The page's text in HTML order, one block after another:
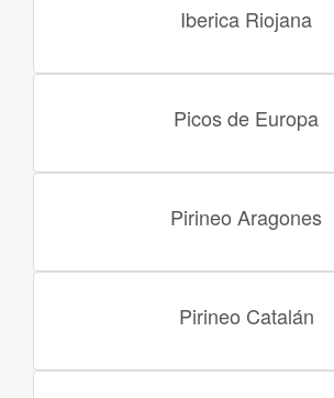
Iberica Riojana
Picos de Europa
Pirineo Aragones
Pirineo Catalán